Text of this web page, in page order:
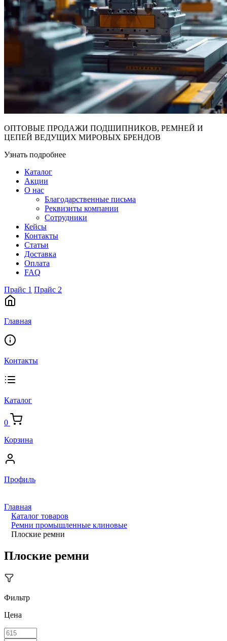
ОПТОВЫЕ ПРОДАЖИ ПОДШИПНИКОВ, РЕМНЕЙ И
ЦЕПЕЙ ВЕДУЩИХ МИРОВЫХ БРЕНДОВ
Узнать подробнее
Каталог
Акции
О нас
Благодарственные письма
Реквизиты компании
Сотрудники
Кейсы
Контакты
Статьи
Доставка
Оплата
FAQ
Прайс 1 Прайс 2
Главная
Контакты
Каталог
0
Корзина
Профиль
Главная
Каталог товаров
Ремни промышленные клиновые
Плоские ремни
Плоские ремни
Фильтр
Цена